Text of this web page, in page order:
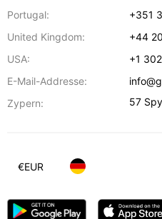
Portugal:
+351
United Kingdom:
+44
USA:
+1
E-Mail-Addresse:
Zypern:
57
€EUR